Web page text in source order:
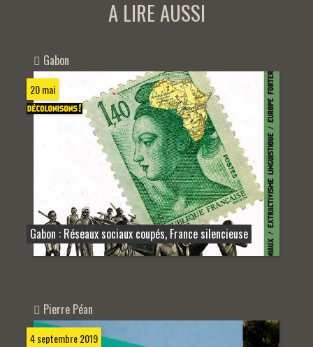
A LIRE AUSSI
Gabon
20 mai
Gabon : Réseaux sociaux coupés, France silencieuse
Pierre Péan
4 septembre 2019